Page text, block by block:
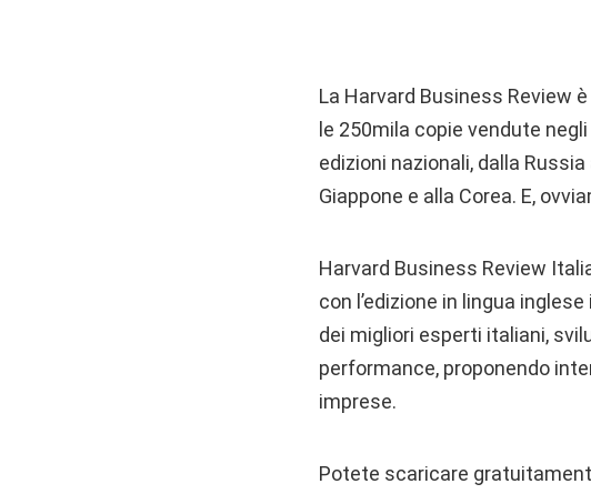
La Harvard Business Review
le 250mila copie vendute
edizioni nazionali, dalla Russia
Giappone e alla Corea. E,
Harvard Business Review
con l’edizione in lingua
dei migliori esperti italiani,
performance, proponendo
imprese.
Potete scaricare